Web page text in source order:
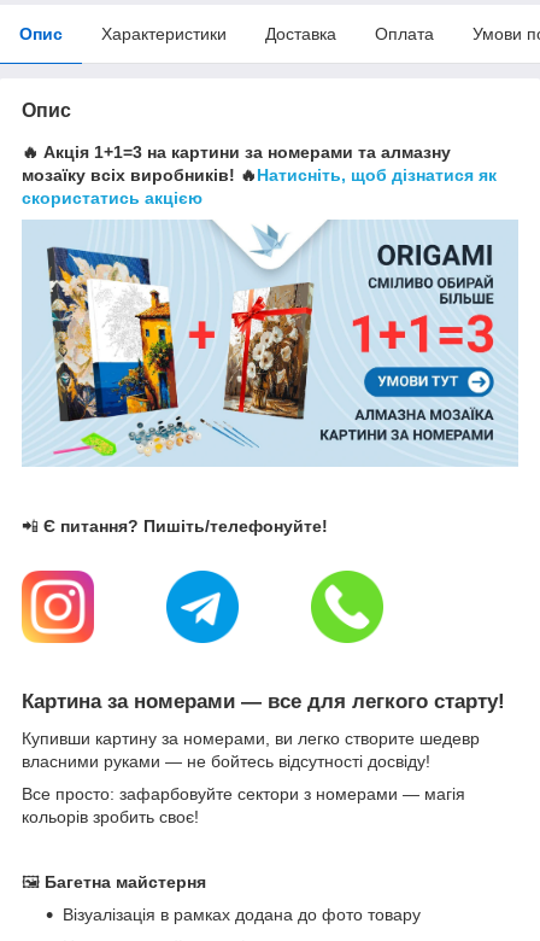
Опис Характеристики Доставка Оплата Умови
Опис
🔥 Акція 1+1=3 на картини за номерами та алмазну
мозаїку всіх виробників! 🔥Натисніть, щоб дізнатися як
скористатись акцією
📲 Є питання? Пишіть/телефонуйте!
Картина за номерами — все для легкого старту!
Купивши картину за номерами, ви легко створите шедевр
власними руками — не бойтесь відсутності досвіду!
Все просто: зафарбовуйте сектори з номерами — магія
кольорів зробить своє!
🖼 Багетна майстерня
Візуалізація в рамках додана до фото товару